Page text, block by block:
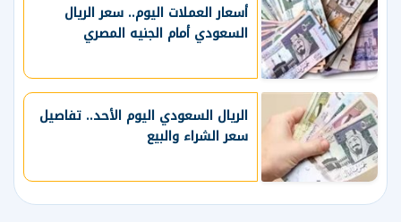
أسعار العملات اليوم.. سعر الريال
السعودي أمام الجنيه المصري
الريال السعودي اليوم الأحد.. تفاصيل
سعر الشراء والبيع